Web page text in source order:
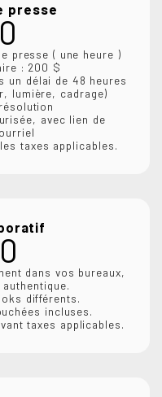
presse
presse ( une heure )
: 200 $
un délai de 48 heures
lumière, cadrage)
avec lien de
taxes applicables.
dans vos bureaux,
différents.
incluses.
taxes applicables.